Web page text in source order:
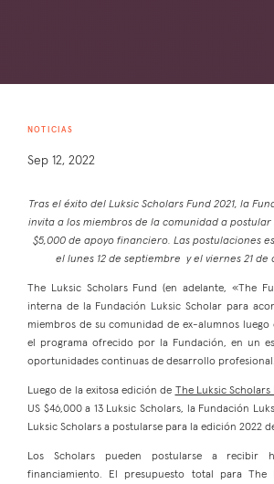
NOTICIAS
Sep 12, 2022
Tras el éxito del Luksic Scholars Fund 2021, la
invita a los miembros de la comunidad a postular
$5,000 de apoyo financiero. Las postulaciones
el lunes 12 de septiembre y el viernes 21 de
The Luksic Scholars Fund (en adelante, «The
interna de la Fundación Luksic Scholar para
miembros de su comunidad de ex-alumnos
el programa ofrecido por la Fundación, en un
oportunidades continuas de desarrollo profesional.
Luego de la exitosa edición de The Luksic Scholars
US $46,000 a 13 Luksic Scholars, la Fundación
Luksic Scholars a postularse para la edición 2022
Los Scholars pueden postularse a recibir
financiamiento. El presupuesto total para The